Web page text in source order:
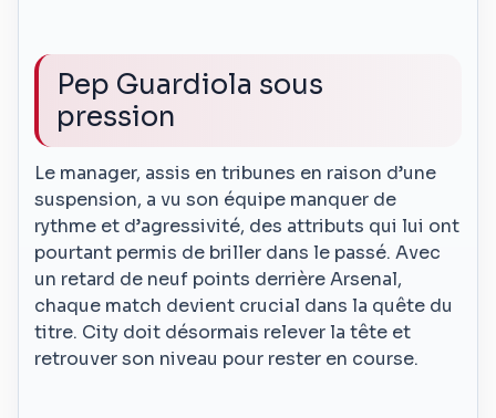
Pep Guardiola sous
pression
Le manager, assis en tribunes en raison d’une
suspension, a vu son équipe manquer de
rythme et d’agressivité, des attributs qui lui ont
pourtant permis de briller dans le passé. Avec
un retard de neuf points derrière Arsenal,
chaque match devient crucial dans la quête du
titre. City doit désormais relever la tête et
retrouver son niveau pour rester en course.